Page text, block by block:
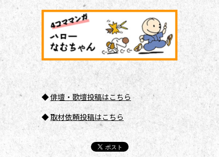
◆俳壇 ・歌壇投稿はこちら
◆取材依頼投稿はこちら